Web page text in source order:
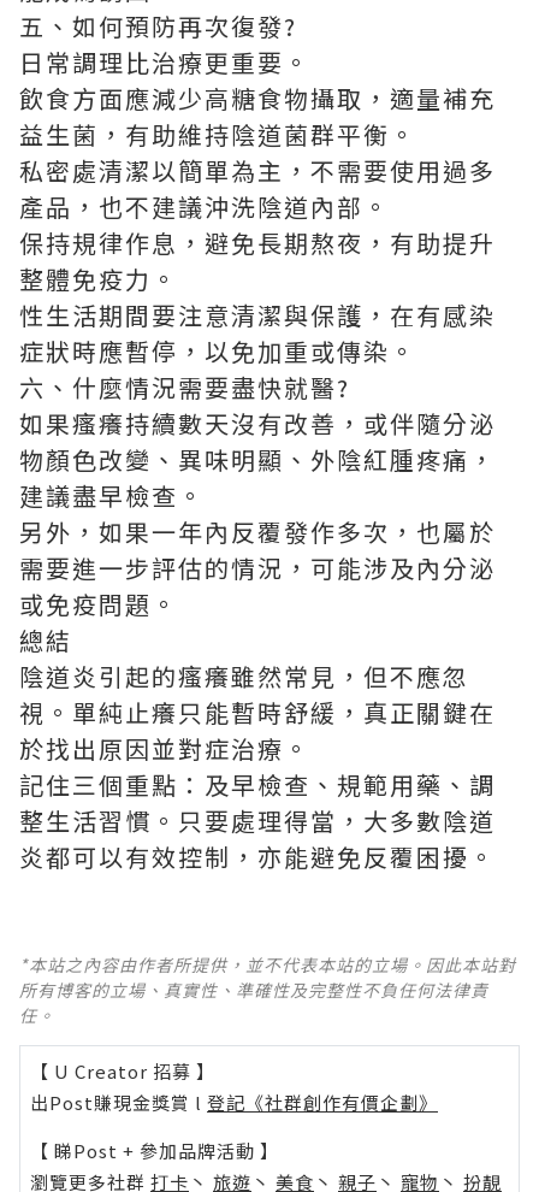
五、如何預防再次復發?
日常調理比治療更重要。
飲食方面應減少高糖食物攝取，適量補充
益生菌，有助維持陰道菌群平衡。
私密處清潔以簡單為主，不需要使用過多
產品，也不建議沖洗陰道內部。
保持規律作息，避免長期熬夜，有助提升
整體免疫力。
性生活期間要注意清潔與保護，在有感染
症狀時應暫停，以免加重或傳染。
六、什麼情況需要盡快就醫?
如果瘙癢持續數天沒有改善，或伴隨分泌
物顏色改變、異味明顯、外陰紅腫疼痛，
建議盡早檢查。
另外，如果一年內反覆發作多次，也屬於
需要進一步評估的情況，可能涉及內分泌
或免疫問題。
總結
陰道炎引起的瘙癢雖然常見，但不應忽
視。單純止癢只能暫時舒緩，真正關鍵在
於找出原因並對症治療。
記住三個重點：及早檢查、規範用藥、調
整生活習慣。只要處理得當，大多數陰道
炎都可以有效控制，亦能避免反覆困擾。
*本站之內容由作者所提供，並不代表本站的立場。因此本站對
所有博客的立場、真實性、準確性及完整性不負任何法律責
任。
【 U Creator 招募 】
出Post賺現金獎賞 l 登記《社群創作有價企劃》
【 睇Post + 參加品牌活動 】
瀏覽更多社群 打卡 丶 旅遊 丶 美食 丶 親子 丶 寵物 丶 扮靚